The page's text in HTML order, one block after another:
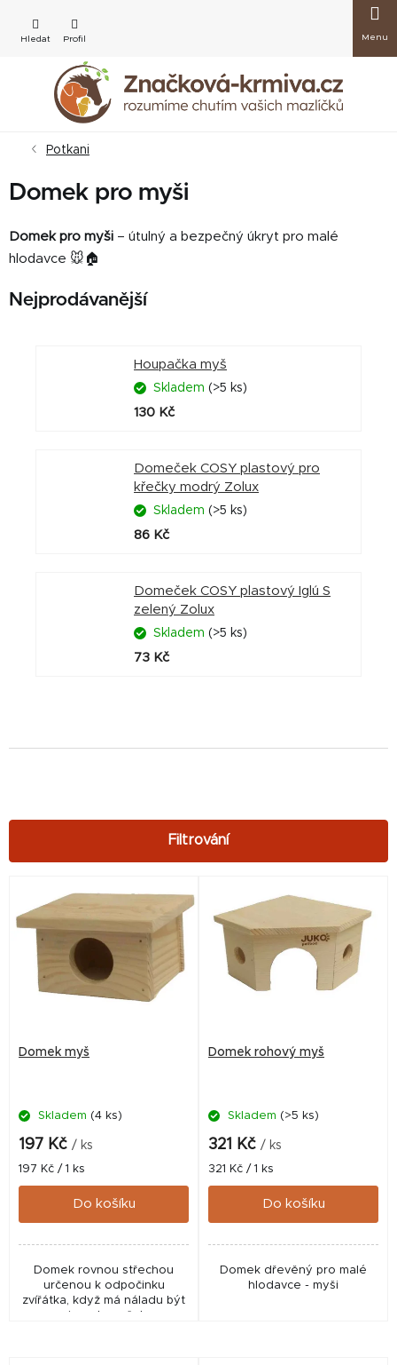
obsah
košík
Potkani
Domek pro myši
Domek pro myši – útulný a bezpečný úkryt pro malé
hlodavce 🐭🏠
Nejprodávanější
Houpačka myš
Skladem (>5 ks)
130 Kč
Domeček COSY plastový pro
křečky modrý Zolux
Skladem (>5 ks)
86 Kč
Domeček COSY plastový Iglú S
zelený Zolux
Skladem (>5 ks)
73 Kč
ý
Domek myš
Skladem (4 ks)
197 Kč / ks
Měrná
cena:
197 Kč / 1 ks
Do košíku
Domek rovnou střechou
určenou k odpočinku
zvířátka, když má náladu být
mimo domeček.
Domek rohový myš
Skladem (>5 ks)
321 Kč / ks
Měrná
cena:
321 Kč / 1 ks
Do košíku
Domek dřevěný pro malé
hlodavce - myši